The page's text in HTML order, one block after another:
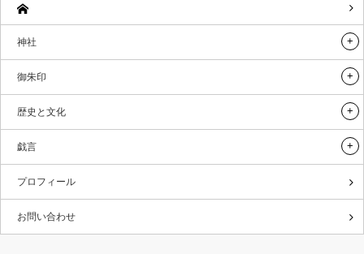
神社
御朱印
歴史と文化
戯言
プロフィール
お問い合わせ